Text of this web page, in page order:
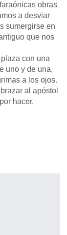
obras
a desviar
sumergirse en
que nos
con una
uno y de una,
a los ojos.
al apóstol
hacer.